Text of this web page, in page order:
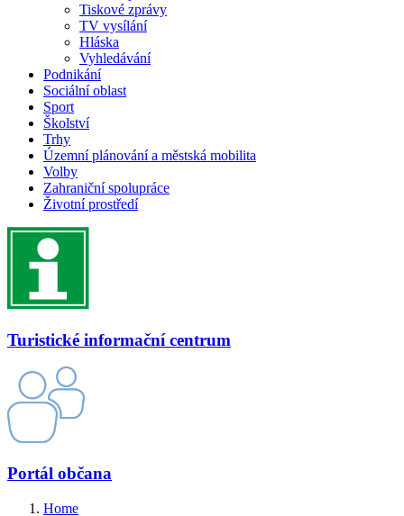
Tiskové zprávy
TV vysílání
Hláska
Vyhledávání
Podnikání
Sociální oblast
Sport
Školství
Trhy
Územní plánování a městská mobilita
Volby
Zahraniční spolupráce
Životní prostředí
Turistické informační centrum
Portál občana
Home